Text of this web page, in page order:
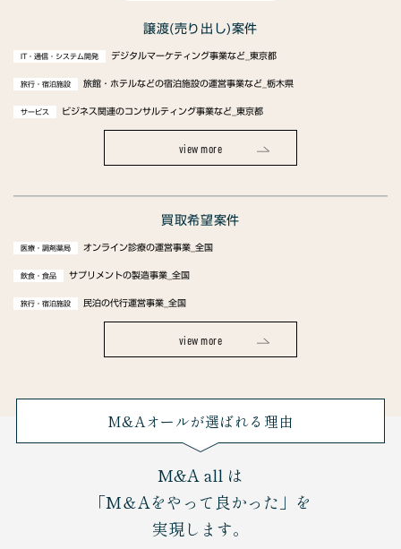
譲渡(売り出し)案件
IT・通信・システム開発 デジタルマーケティング事業など_東京都
旅行・宿泊施設 旅館・ホテルなどの宿泊施設の運営事業など_栃木県
サービス ビジネス関連のコンサルティング事業など_東京都
view more
買取希望案件
医療・調剤薬局 オンライン診療の運営事業_全国
飲食・食品 サプリメントの製造事業_全国
旅行・宿泊施設 民泊の代行運営事業_全国
view more
M&Aオールが選ばれる理由
M&A all は
「M＆Aをやって良かった」を
実現します。